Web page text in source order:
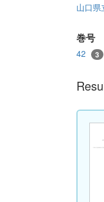
山口県
巻号
42 3